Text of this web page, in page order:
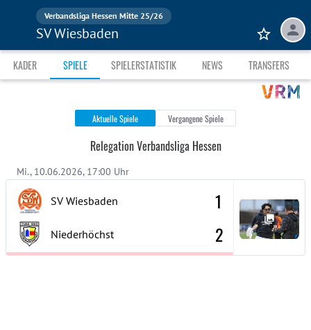
Verbandsliga Hessen Mitte 25/26
SV Wiesbaden
KADER SPIELE SPIELERSTATISTIK NEWS TRANSFERS
Aktuelle Spiele Vergangene Spiele
Relegation Verbandsliga Hessen
Mi., 10.06.2026, 17:00 Uhr
SV Wiesbaden
Niederhöchst
1
2